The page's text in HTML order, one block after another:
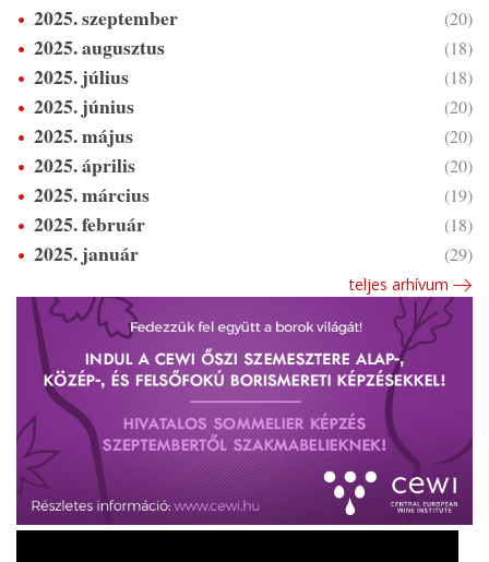
2025. szeptember
(20)
2025. augusztus (18)
2025. július (18)
2025. június (20)
2025. május (20)
2025. április (20)
2025. március (19)
2025. február (18)
2025. január (29)
teljes arhívum